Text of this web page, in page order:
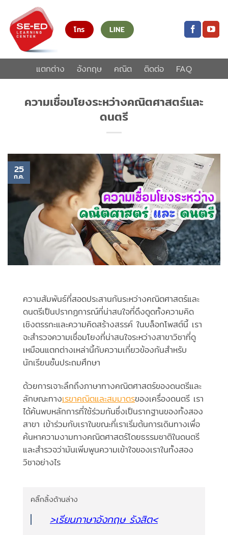
ยัง
เนื้อหา
โทร LINE
แตกต่าง อังกฤษ คณิต ติดต่อ FAQ
ความเชื่อมโยงระหว่างคณิตศาสตร์และ
ดนตรี
25
ก.ค.
ความสัมพันธ์ที่สอดประสานกันระหว่างคณิตศาสตร์และ
ดนตรีเป็นปรากฏการณ์ที่น่าสนใจที่ดึงดูดทั้งความคิด
เชิงตรรกะและความคิดสร้างสรรค์ ในบล็อกโพสต์นี้ เรา
จะสำรวจความเชื่อมโยงที่น่าสนใจระหว่างสาขาวิชาที่ดู
เหมือนแตกต่างเหล่านี้กับความเกี่ยวข้องกันสำหรับ
นักเรียนชั้นประถมศึกษา
ด้วยการเจาะลึกถึงภาษาทางคณิตศาสตร์ของดนตรีและ
ลักษณะทางเรขาคณิตและสมมาตรของเครื่องดนตรี เรา
ได้ค้นพบหลักการที่ใช้ร่วมกันซึ่งเป็นรากฐานของทั้งสอง
สาขา เข้าร่วมกับเราในขณะที่เราเริ่มต้นการเดินทางเพื่อ
ค้นหาความงามทางคณิตศาสตร์โดยธรรมชาติในดนตรี
และสำรวจว่ามันเพิ่มพูนความเข้าใจของเราในทั้งสอง
วิชาอย่างไร
คลิ๊กลิ้งด้านล่าง
>เรียนภาษาอังกฤษ รังสิต<